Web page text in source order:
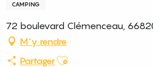
CAMPING
72 boulevard Clémenceau,
M'y rendre
PartagerAjouter aux favoris